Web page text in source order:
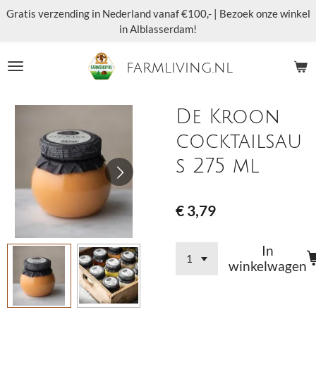
Ga
de
farmliving.nl
Gratis verzending in Nederland vanaf €100,- | Bezoek onze winkel
in Alblasserdam!
De Kroon
cocktailsau
s 275 ml
€ 3,79
In
winkelwagen